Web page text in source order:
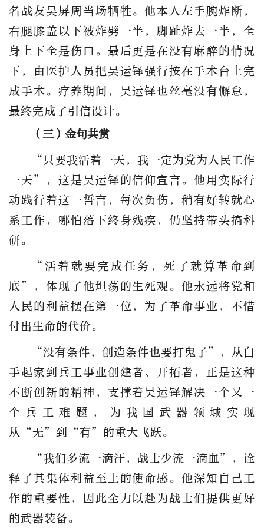
名战友吴屏周当场牺牲。他本人左手腕炸断，
右腿膝盖以下被炸劈一半，脚趾炸去一半，全
身上下全是伤口。最后更是在没有麻醉的情况
下，由医护人员把吴运铎强行按在手术台上完
成手术。疗养期间，吴运铎也丝毫没有懈怠，
最终完成了引信设计。
（三）金句共赏
“只要我活着一天，我一定为党为人民工作
一天”，这是吴运铎的信仰宣言。他用实际行
动践行着这一誓言，每次负伤，稍有好转就心
系工作，哪怕落下终身残疾，仍坚持带头搞科
研。
“活着就要完成任务，死了就算革命到
底”，体现了他坦荡的生死观。他永远将党和
人民的利益摆在第一位，为了革命事业，不惜
付出生命的代价。
“没有条件，创造条件也要打鬼子”，从白
手起家到兵工事业创建者、开拓者，正是这种
不断创新的精神，支撑着吴运铎解决一个又一
个兵工难题，为我国武器领域实现
从“无”到“有”的重大飞跃。
“我们多流一滴汗，战士少流一滴血”，诠
释了其集体利益至上的使命感。他深知自己工
作的重要性，因此全力以赴为战士们提供更好
的武器装备。